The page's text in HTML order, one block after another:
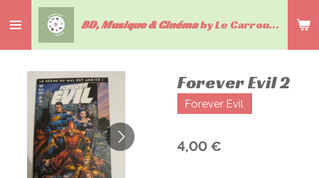
au
contenu
BD, Musique & Cinémaby Le Carrousel du livre
Forever Evil 2
Forever Evil
4,00 €